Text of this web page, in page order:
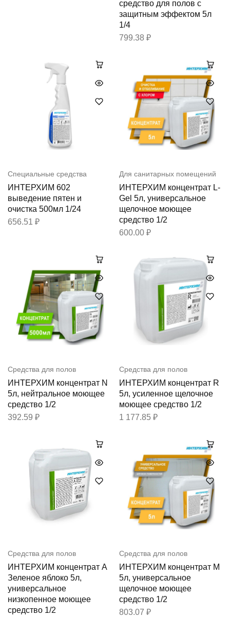
средство для полов с
защитным эффектом 5л
1/4
799.38 ₽
Специальные средства
ИНТЕРХИМ 602
выведение пятен и
очистка 500мл 1/24
656.51 ₽
Для санитарных помещений
ИНТЕРХИМ концентрат L-
Gel 5л, универсальное
щелочное моющее
средство 1/2
600.00 ₽
Средства для полов
ИНТЕРХИМ концентрат N
5л, нейтральное моющее
средство 1/2
392.59 ₽
Средства для полов
ИНТЕРХИМ концентрат R
5л, усиленное щелочное
моющее средство 1/2
1 177.85 ₽
Средства для полов
ИНТЕРХИМ концентрат А
Зеленое яблоко 5л,
универсальное
низкопенное моющее
средство 1/2
Средства для полов
ИНТЕРХИМ концентрат М
5л, универсальное
щелочное моющее
средство 1/2
803.07 ₽